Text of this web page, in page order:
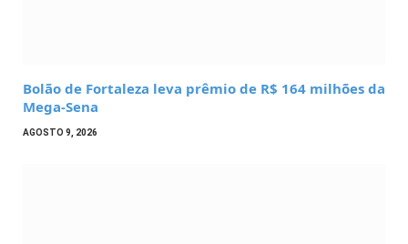
Bolão de Fortaleza leva prêmio de R$ 164 milhões da
Mega-Sena
AGOSTO 9, 2026